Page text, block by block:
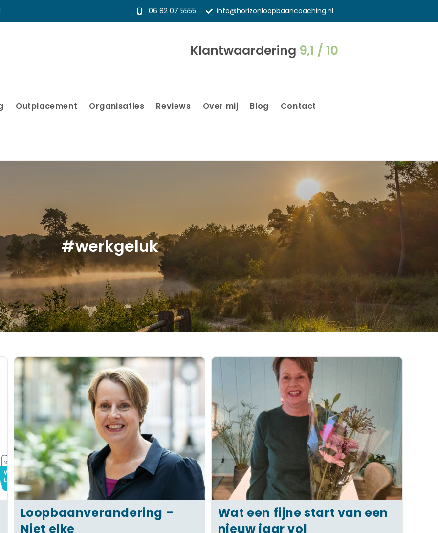
06 82 07 5555 info@horizonloopbaancoaching.nl
Klantwaardering 9,1 / 10
Outplacement Organisaties Reviews Over mij Blog Contact
#werkgeluk
Loopbaanverandering –
Niet elke
Wat een fijne start van een
nieuw jaar vol